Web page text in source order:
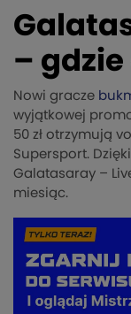
–
Nowi gracze
wyjątkowej
50 zł otrzymują
Supersport.
Galatasaray –
miesiąc.